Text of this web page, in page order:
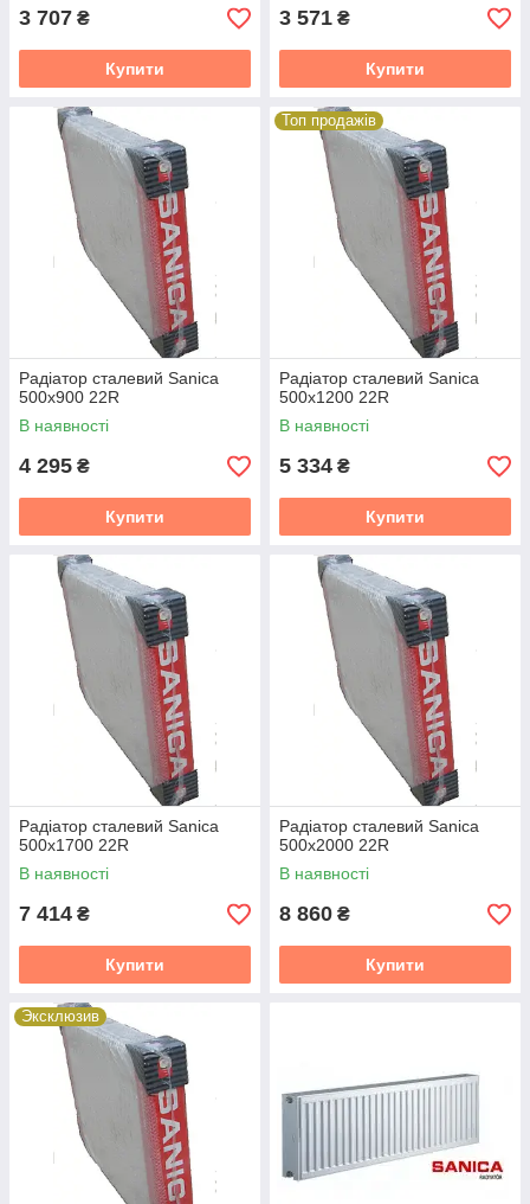
3 707 ₴
Купити
3 571 ₴
Купити
Радіатор сталевий Sanica
500x900 22R
В наявності
4 295 ₴
Купити
Топ продажів
Радіатор сталевий Sanica
500x1200 22R
В наявності
5 334 ₴
Купити
Радіатор сталевий Sanica
500x1700 22R
В наявності
7 414 ₴
Купити
Радіатор сталевий Sanica
500x2000 22R
В наявності
8 860 ₴
Купити
Эксклюзив